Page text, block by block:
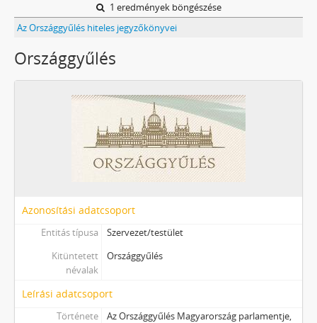
1 eredmények böngészése
Az Országgyűlés hiteles jegyzőkönyvei
Országgyűlés
Azonosítási adatcsoport
Entitás típusa
Szervezet/testület
Kitüntetett
névalak
Országgyűlés
Leírási adatcsoport
Története
Az Országgyűlés Magyarország parlamentje,